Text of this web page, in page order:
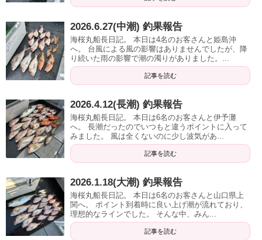
2026.6.27(中潮) 釣果報告
海桜丸船長日記。 本日は4名のお客さんと姫島沖
へ。 台風による風の影響はありませんでしたが、降
り続いた雨の影響で潮の濁りがありました。...
記事を読む
2026.4.12(長潮) 釣果報告
海桜丸船長日記。 本日は6名のお客さんと伊予灘
へ。 長潮だったのでいつもと違うポイントに入って
みました。 風は全くないのに少し波気があ...
記事を読む
2026.1.18(大潮) 釣果報告
海桜丸船長日記。 本日は6名のお客さんと山口県上
関へ。 ポイント到着時に良い上げ潮が流れており、
理想的なラインでした。 そんな中、みん...
記事を読む